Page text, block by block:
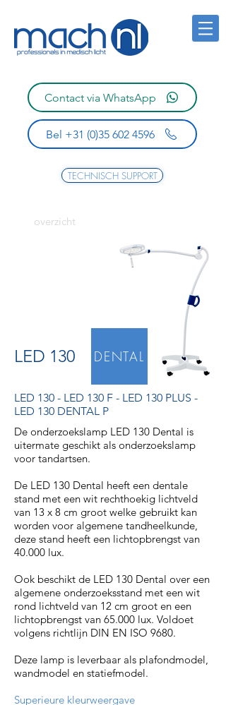
Contact via WhatsApp
Bel +31 (0)35 602 4596
TECHNISCH SUPPORT
overzicht
DENTAL
LED 130
LED 130 - LED 130 F - LED 130 PLUS -
LED 130 DENTAL P
De onderzoekslamp LED 130 Dental is
uitermate geschikt als onderzoekslamp
voor tandartsen.
De LED 130 Dental heeft een dentale
stand met een wit rechthoekig lichtveld
van 13 x 8 cm groot welke gebruikt kan
worden voor algemene tandheelkunde,
deze stand heeft een lichtopbrengst van
40.000 lux.
Ook beschikt de LED 130 Dental over een
algemene onderzoeksstand met een wit
rond lichtveld van 12 cm groot en een
lichtopbrengst van 65.000 lux. Voldoet
volgens richtlijn DIN EN ISO 9680.
Deze lamp is leverbaar als plafondmodel,
wandmodel en statiefmodel.
Superieure kleurweergave